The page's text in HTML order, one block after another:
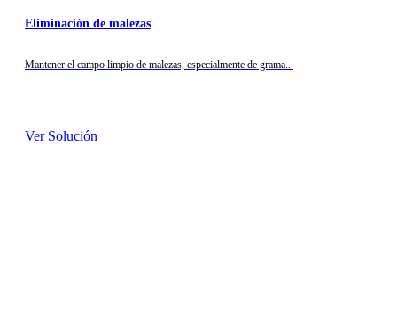
Eliminación de malezas
Mantener el campo limpio de malezas, especialmente de grama...
Ver Solución